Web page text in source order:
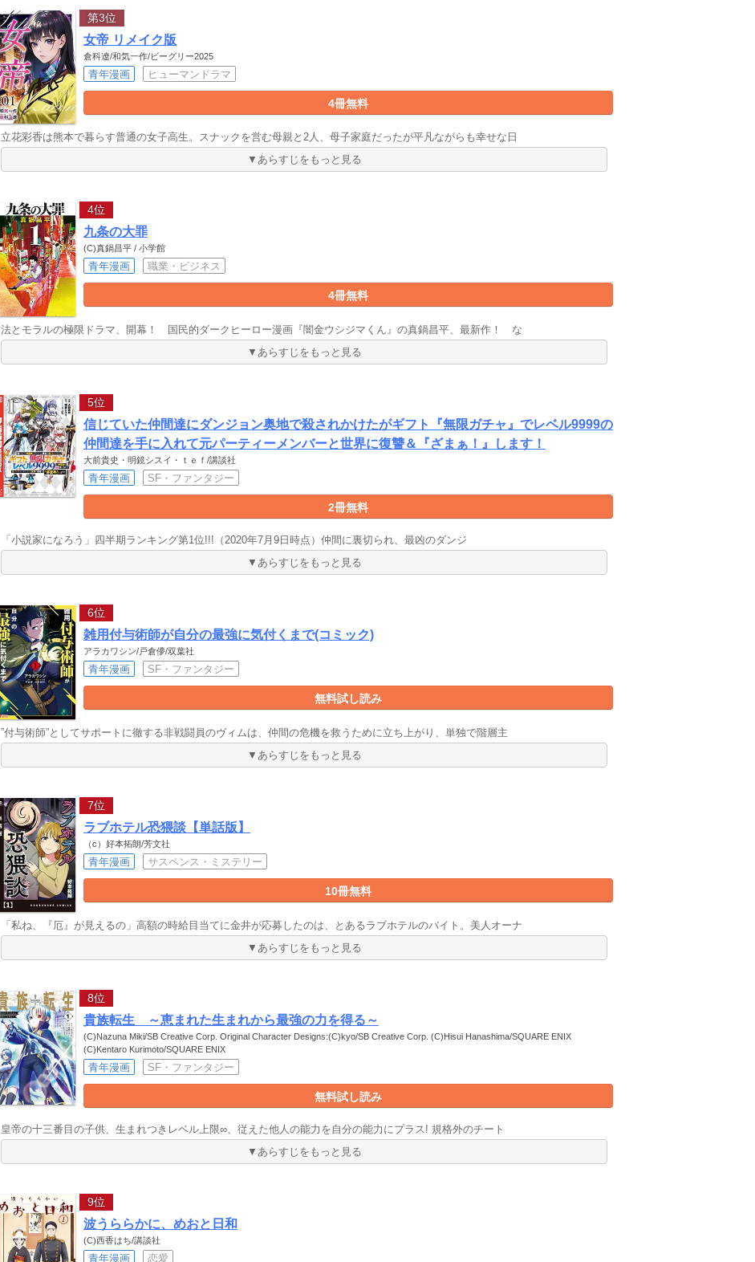
第3位
女帝 リメイク版
倉科遼/和気一作/ビーグリー2025
青年漫画 ヒューマンドラマ
4冊無料
立花彩香は熊本で暮らす普通の女子高生。スナックを営む母親と2人、母子家庭だったが平凡ながらも幸せな日
▼あらすじをもっと見る
4位
九条の大罪
(C)真鍋昌平 / 小学館
青年漫画 職業・ビジネス
4冊無料
法とモラルの極限ドラマ、開幕！ 国民的ダークヒーロー漫画『闇金ウシジマくん』の真鍋昌平、最新作！ な
▼あらすじをもっと見る
5位
信じていた仲間達にダンジョン奥地で殺されかけたがギフト『無限ガチャ』でレベル9999の
仲間達を手に入れて元パーティーメンバーと世界に復讐＆『ざまぁ！』します！
大前貴史・明鏡シスイ・ｔｅｆ/講談社
青年漫画 SF・ファンタジー
2冊無料
「小説家になろう」四半期ランキング第1位!!!（2020年7月9日時点）仲間に裏切られ、最凶のダンジ
▼あらすじをもっと見る
6位
雑用付与術師が自分の最強に気付くまで(コミック)
アラカワシン/戸倉儚/双葉社
青年漫画 SF・ファンタジー
無料試し読み
”付与術師”としてサポートに徹する非戦闘員のヴィムは、仲間の危機を救うために立ち上がり、単独で階層主
▼あらすじをもっと見る
7位
ラブホテル恐猥談【単話版】
（c）好本拓朗/芳文社
青年漫画 サスペンス・ミステリー
10冊無料
「私ね、『厄』が見えるの」高額の時給目当てに金井が応募したのは、とあるラブホテルのバイト。美人オーナ
▼あらすじをもっと見る
8位
貴族転生 ～恵まれた生まれから最強の力を得る～
(C)Nazuna Miki/SB Creative Corp. Original Character Designs:(C)kyo/SB Creative Corp. (C)Hisui Hanashima/SQUARE ENIX
(C)Kentaro Kurimoto/SQUARE ENIX
青年漫画 SF・ファンタジー
無料試し読み
皇帝の十三番目の子供、生まれつきレベル上限∞、従えた他人の能力を自分の能力にプラス! 規格外のチート
▼あらすじをもっと見る
9位
波うららかに、めおと日和
(C)西香はち/講談社
青年漫画 恋愛